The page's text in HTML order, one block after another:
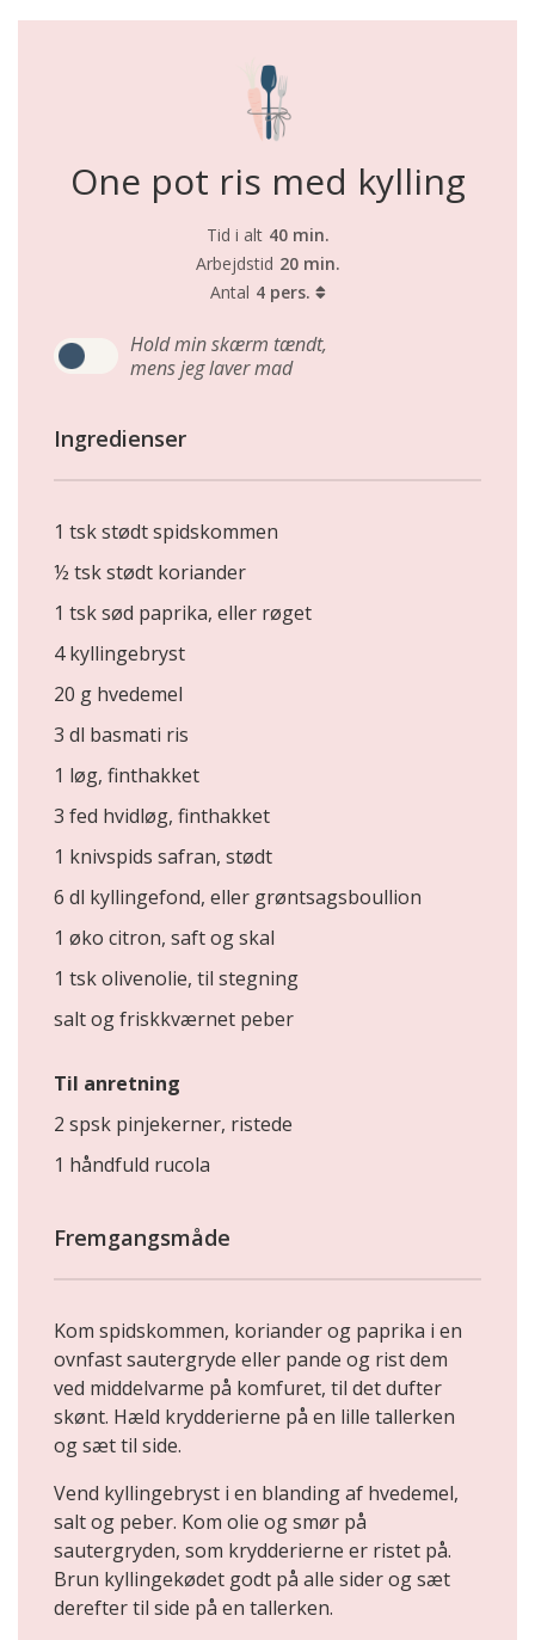
One pot ris med kylling
Tid i alt 40 min.
Arbejdstid 20 min.
Antal 4 pers.
Hold min skærm tændt,
mens jeg laver mad
Ingredienser
1 tsk stødt spidskommen
½ tsk stødt koriander
1 tsk sød paprika, eller røget
4 kyllingebryst
20 g hvedemel
3 dl basmati ris
1 løg, finthakket
3 fed hvidløg, finthakket
1 knivspids safran, stødt
6 dl kyllingefond, eller grøntsagsboullion
1 øko citron, saft og skal
1 tsk olivenolie, til stegning
salt og friskkværnet peber
Til anretning
2 spsk pinjekerner, ristede
1 håndfuld rucola
Fremgangsmåde
Kom spidskommen, koriander og paprika i en
ovnfast sautergryde eller pande og rist dem
ved middelvarme på komfuret, til det dufter
skønt. Hæld krydderierne på en lille tallerken
og sæt til side.
Vend kyllingebryst i en blanding af hvedemel,
salt og peber. Kom olie og smør på
sautergryden, som krydderierne er ristet på.
Brun kyllingekødet godt på alle sider og sæt
derefter til side på en tallerken.